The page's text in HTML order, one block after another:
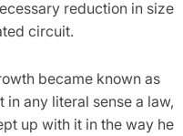
reduction in size
circuit.
became known as
in any literal sense a law,
up with it in the way he